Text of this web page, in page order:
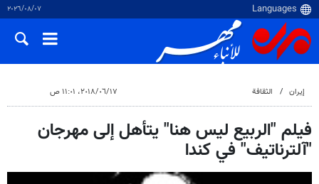
٠٧‏/٠٨‏/٢٠٢٦
إيران الثقافة ١٧‏/٠٦‏/٢٠١٨، ١١:٠١ ص
فيلم "الربيع ليس هنا" يتأهل إلى مهرجان
"آلترناتيف" في كندا